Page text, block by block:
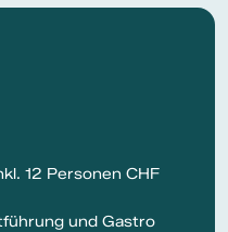
12 Personen CHF
und Gastro